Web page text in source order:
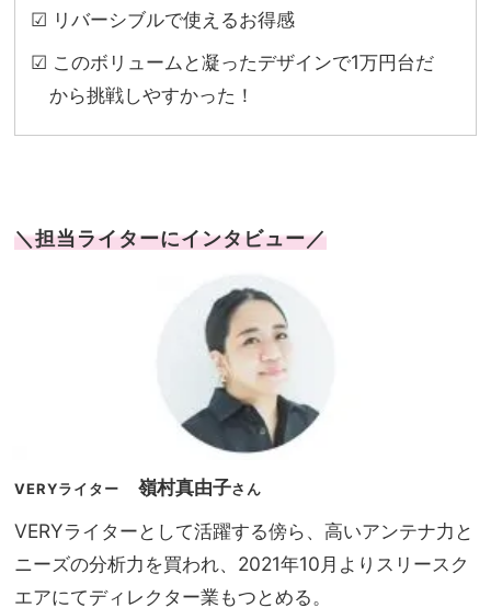
☑︎ リバーシブルで使えるお得感
☑︎ このボリュームと凝ったデザインで1万円台だ
から挑戦しやすかった！
＼担当ライターにインタビュー／
VERYライター 嶺村真由子さん
VERYライターとして活躍する傍ら、高いアンテナ力と
ニーズの分析力を買われ、2021年10月よりスリースク
エアにてディレクター業もつとめる。